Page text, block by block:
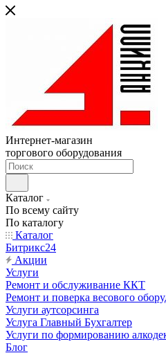
Интернет-магазин
торгового оборудования
Каталог
По всему сайту
По каталогу
Каталог
Битрикс24
Акции
Услуги
Ремонт и обслуживание ККТ
Ремонт и поверка весового
Услуги аутсорсинга
Услуга Главный Бухгалтер
Услуги по формированию
Блог